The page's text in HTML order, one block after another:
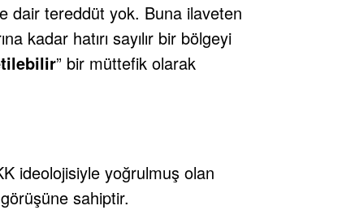
dair tereddüt yok. Buna ilaveten
kadar hatırı sayılır bir bölgeyi
” bir müttefik olarak
ideolojisiyle yoğrulmuş olan
sahiptir.